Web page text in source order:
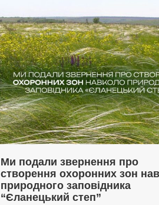
Ми подали звернення про
створення охоронних зон
природного заповідника
“Єланецький степ”